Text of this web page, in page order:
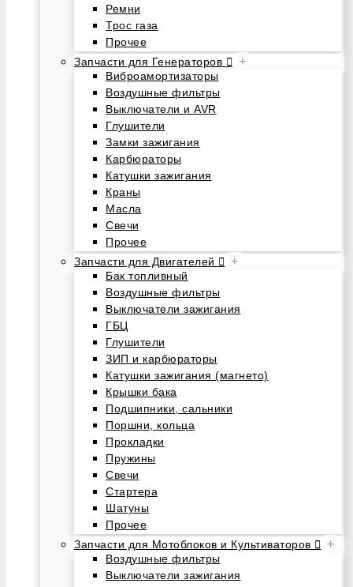
Ремни
Трос газа
Прочее
Запчасти для Генераторов
+
Виброамортизаторы
Воздушные фильтры
Выключатели и AVR
Глушители
Замки зажигания
Карбюраторы
Катушки зажигания
Краны
Масла
Свечи
Прочее
Запчасти для Двигателей
+
Бак топливный
Воздушные фильтры
Выключатели зажигания
ГБЦ
Глушители
ЗИП и карбюраторы
Катушки зажигания (магнето)
Крышки бака
Подшипники, сальники
Поршни, кольца
Прокладки
Пружины
Свечи
Стартера
Шатуны
Прочее
Запчасти для Мотоблоков и Культиваторов
+
Воздушные фильтры
Выключатели зажигания